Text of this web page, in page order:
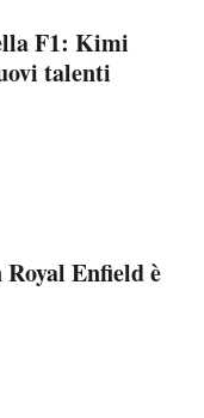
F1: Kimi
talenti
Enfield è